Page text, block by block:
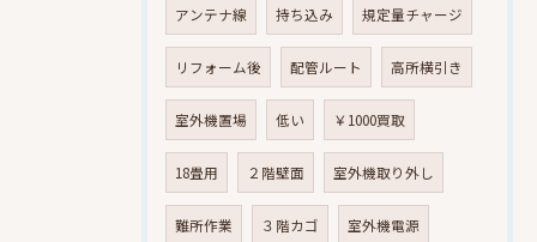
アンテナ線 持ち込み 規定量チャージ
リフォーム後 配管ルート 高所横引き
室外機置場 低い ￥1000買取
18畳用 ２階壁面 室外機取り外し
難所作業 ３階カゴ 室外機電源